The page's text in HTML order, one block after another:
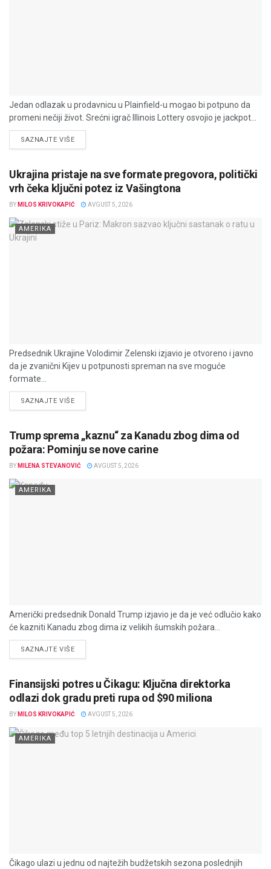
Jedan odlazak u prodavnicu u Plainfield-u mogao bi potpuno da
promeni nečiji život. Srećni igrač Illinois Lottery osvojio je jackpot...
SAZNAJTE VIŠEDETAILS
Ukrajina pristaje na sve formate pregovora, politički
vrh čeka ključni potez iz Vašingtona
BY MILOS KRIVOKAPIĆ AVGUST 5, 2026
AMERIKA
Predsednik Ukrajine Volodimir Zelenski izjavio je otvoreno i javno
da je zvanični Kijev u potpunosti spreman na sve moguće
formate...
SAZNAJTE VIŠEDETAILS
Trump sprema „kaznu“ za Kanadu zbog dima od
požara: Pominju se nove carine
BY MILENA STEVANOVIĆ AVGUST 5, 2026
AMERIKA
Američki predsednik Donald Trump izjavio je da je već odlučio kako
će kazniti Kanadu zbog dima iz velikih šumskih požara...
SAZNAJTE VIŠEDETAILS
Finansijski potres u Čikagu: Ključna direktorka
odlazi dok gradu preti rupa od $90 miliona
BY MILOS KRIVOKAPIĆ AVGUST 5, 2026
AMERIKA
Čikago ulazi u jednu od najtežih budžetskih sezona poslednjih